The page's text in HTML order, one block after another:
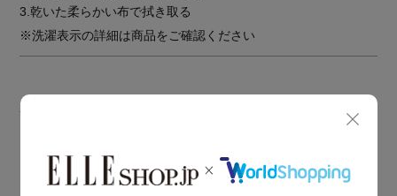
3.乾いた柔らかい布で拭き取る
※洗濯表示の詳細は商品をご確認ください
BOUGHT TOGETHER